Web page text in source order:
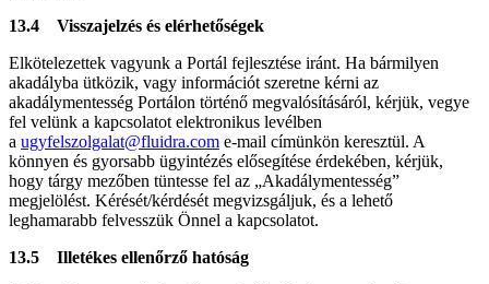
13.4 Visszajelzés és elérhetőségek
Elkötelezettek vagyunk a Portál fejlesztése iránt. Ha bármilyen
akadályba ütközik, vagy információt szeretne kérni az
akadálymentesség Portálon történő megvalósításáról, kérjük, vegye
fel velünk a kapcsolatot elektronikus levélben
a ugyfelszolgalat@fluidra.com e-mail címünkön keresztül. A
könnyen és gyorsabb ügyintézés elősegítése érdekében, kérjük,
hogy tárgy mezőben tüntesse fel az „Akadálymentesség”
megjelölést. Kérését/kérdését megvizsgáljuk, és a lehető
leghamarabb felvesszük Önnel a kapcsolatot.
13.5 Illetékes ellenőrző hatóság